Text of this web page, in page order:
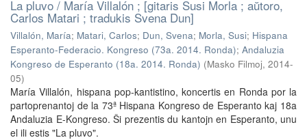
La pluvo / María Villalón ; [gitaris Susi Morla ; aŭtoro,
Carlos Matari ; tradukis Svena Dun]
Villalón, María; Matari, Carlos; Dun, Svena; Morla, Susi; Hispana
Esperanto-Federacio. Kongreso (73a. 2014. Ronda); Andaluzia
Kongreso de Esperanto (18a. 2014. Ronda) (Masko Filmoj, 2014-
05)
María Villalón, hispana pop-kantistino, koncertis en Ronda por la
partoprenantoj de la 73ª Hispana Kongreso de Esperanto kaj 18a
Andaluzia E-Kongreso. Ŝi prezentis du kantojn en Esperanto, unu
el ili estis "La pluvo".